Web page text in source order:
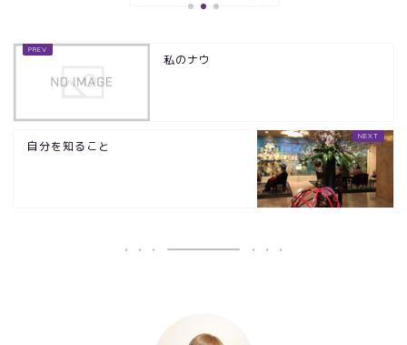
私のナウ
自分を知ること